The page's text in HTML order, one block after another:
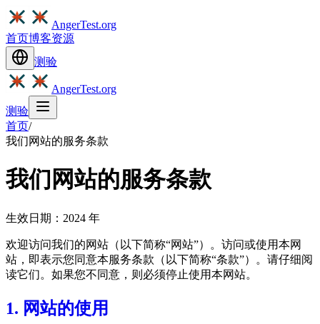
AngerTest.org
首页博客资源
测验
AngerTest.org
测验
首页/
我们网站的服务条款
我们网站的服务条款
生效日期：2024 年
欢迎访问我们的网站（以下简称“网站”）。访问或使用本网
站，即表示您同意本服务条款（以下简称“条款”）。请仔细阅
读它们。如果您不同意，则必须停止使用本网站。
1. 网站的使用